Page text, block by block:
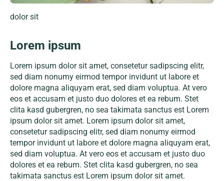
dolor sit
Lorem ipsum
Lorem ipsum dolor sit amet, consetetur sadipscing elitr,
sed diam nonumy eirmod tempor invidunt ut labore et
dolore magna aliquyam erat, sed diam voluptua. At vero
eos et accusam et justo duo dolores et ea rebum. Stet
clita kasd gubergren, no sea takimata sanctus est Lorem
ipsum dolor sit amet. Lorem ipsum dolor sit amet,
consetetur sadipscing elitr, sed diam nonumy eirmod
tempor invidunt ut labore et dolore magna aliquyam erat,
sed diam voluptua. At vero eos et accusam et justo duo
dolores et ea rebum. Stet clita kasd gubergren, no sea
takimata sanctus est Lorem ipsum dolor sit amet.